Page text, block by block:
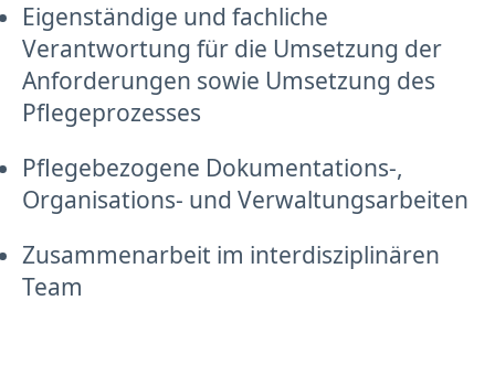
Eigenständige und fachliche
Verantwortung für die Umsetzung der
Anforderungen sowie Umsetzung des
Pflegeprozesses
Pflegebezogene Dokumentations-,
Organisations- und Verwaltungsarbeiten
Zusammenarbeit im interdisziplinären
Team